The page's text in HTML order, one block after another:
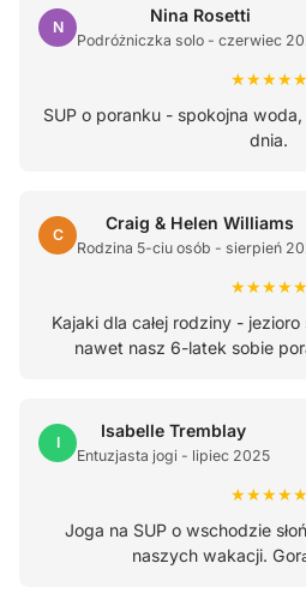
N
Nina Rosetti
Podróżniczka solo - czerwiec
★★★★★
SUP o poranku - spokojna
dnia.
C
Craig & Helen Williams
Rodzina 5-ciu osób - sierpień
★★★★★
Kajaki dla całej rodziny -
nawet nasz 6-latek sobie
I
Isabelle Tremblay
Entuzjasta jogi - lipiec 2025
★★★★★
Joga na SUP o wschodzie
naszych wakacji.